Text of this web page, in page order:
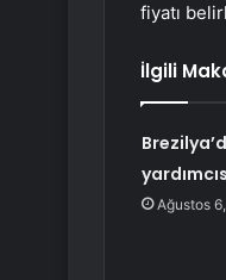
fiyatı
İlgili
Ağustos